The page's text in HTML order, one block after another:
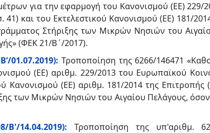
για την εφαρμογή του Κανονισμού (ΕΕ) 229/
41) και του Εκτελεστικού Κανονισμού (ΕΕ) 181/
Στήριξης των Μικρών Νησιών του
(ΦΕΚ 21/Β΄/2017).
01.07.2019): Τροποποίηση της 6266/146471
(ΕΕ) αριθμ. 229/2013 του Ευρωπαϊκού
Κανονισμού (ΕΕ) αριθμ. 181/2014 της
των Μικρών Νησιών του Αιγαίου Πελάγους,
Β'/14.04.2019): Τροποποίηση της υπ'αριθμ.